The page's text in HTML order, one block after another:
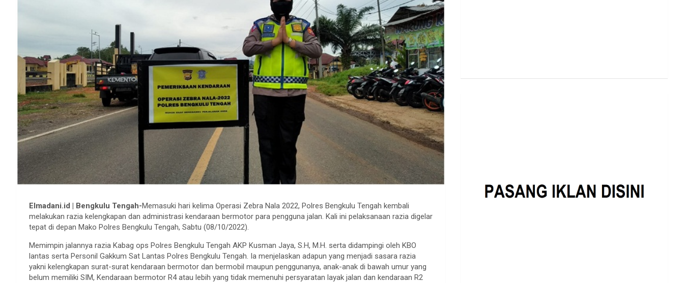
Elmadani.id | Bengkulu Tengah-Memasuki hari kelima Operasi Zebra Nala 2022, Polres Bengkulu Tengah kembali
melakukan razia kelengkapan dan administrasi kendaraan bermotor para pengguna jalan. Kali ini pelaksanaan razia digelar
tepat di depan Mako Polres Bengkulu Tengah, Sabtu (08/10/2022).
Memimpin jalannya razia Kabag ops Polres Bengkulu Tengah AKP Kusman Jaya, S.H, M.H. serta didampingi oleh KBO
lantas serta Personil Gakkum Sat Lantas Polres Bengkulu Tengah. Ia menjelaskan adapun yang menjadi sasara razia
yakni kelengkapan surat-surat kendaraan bermotor dan bermobil maupun penggunanya, anak-anak di bawah umur yang
belum memiliki SIM, Kendaraan bermotor R4 atau lebih yang tidak memenuhi persyaratan layak jalan dan kendaraan R2